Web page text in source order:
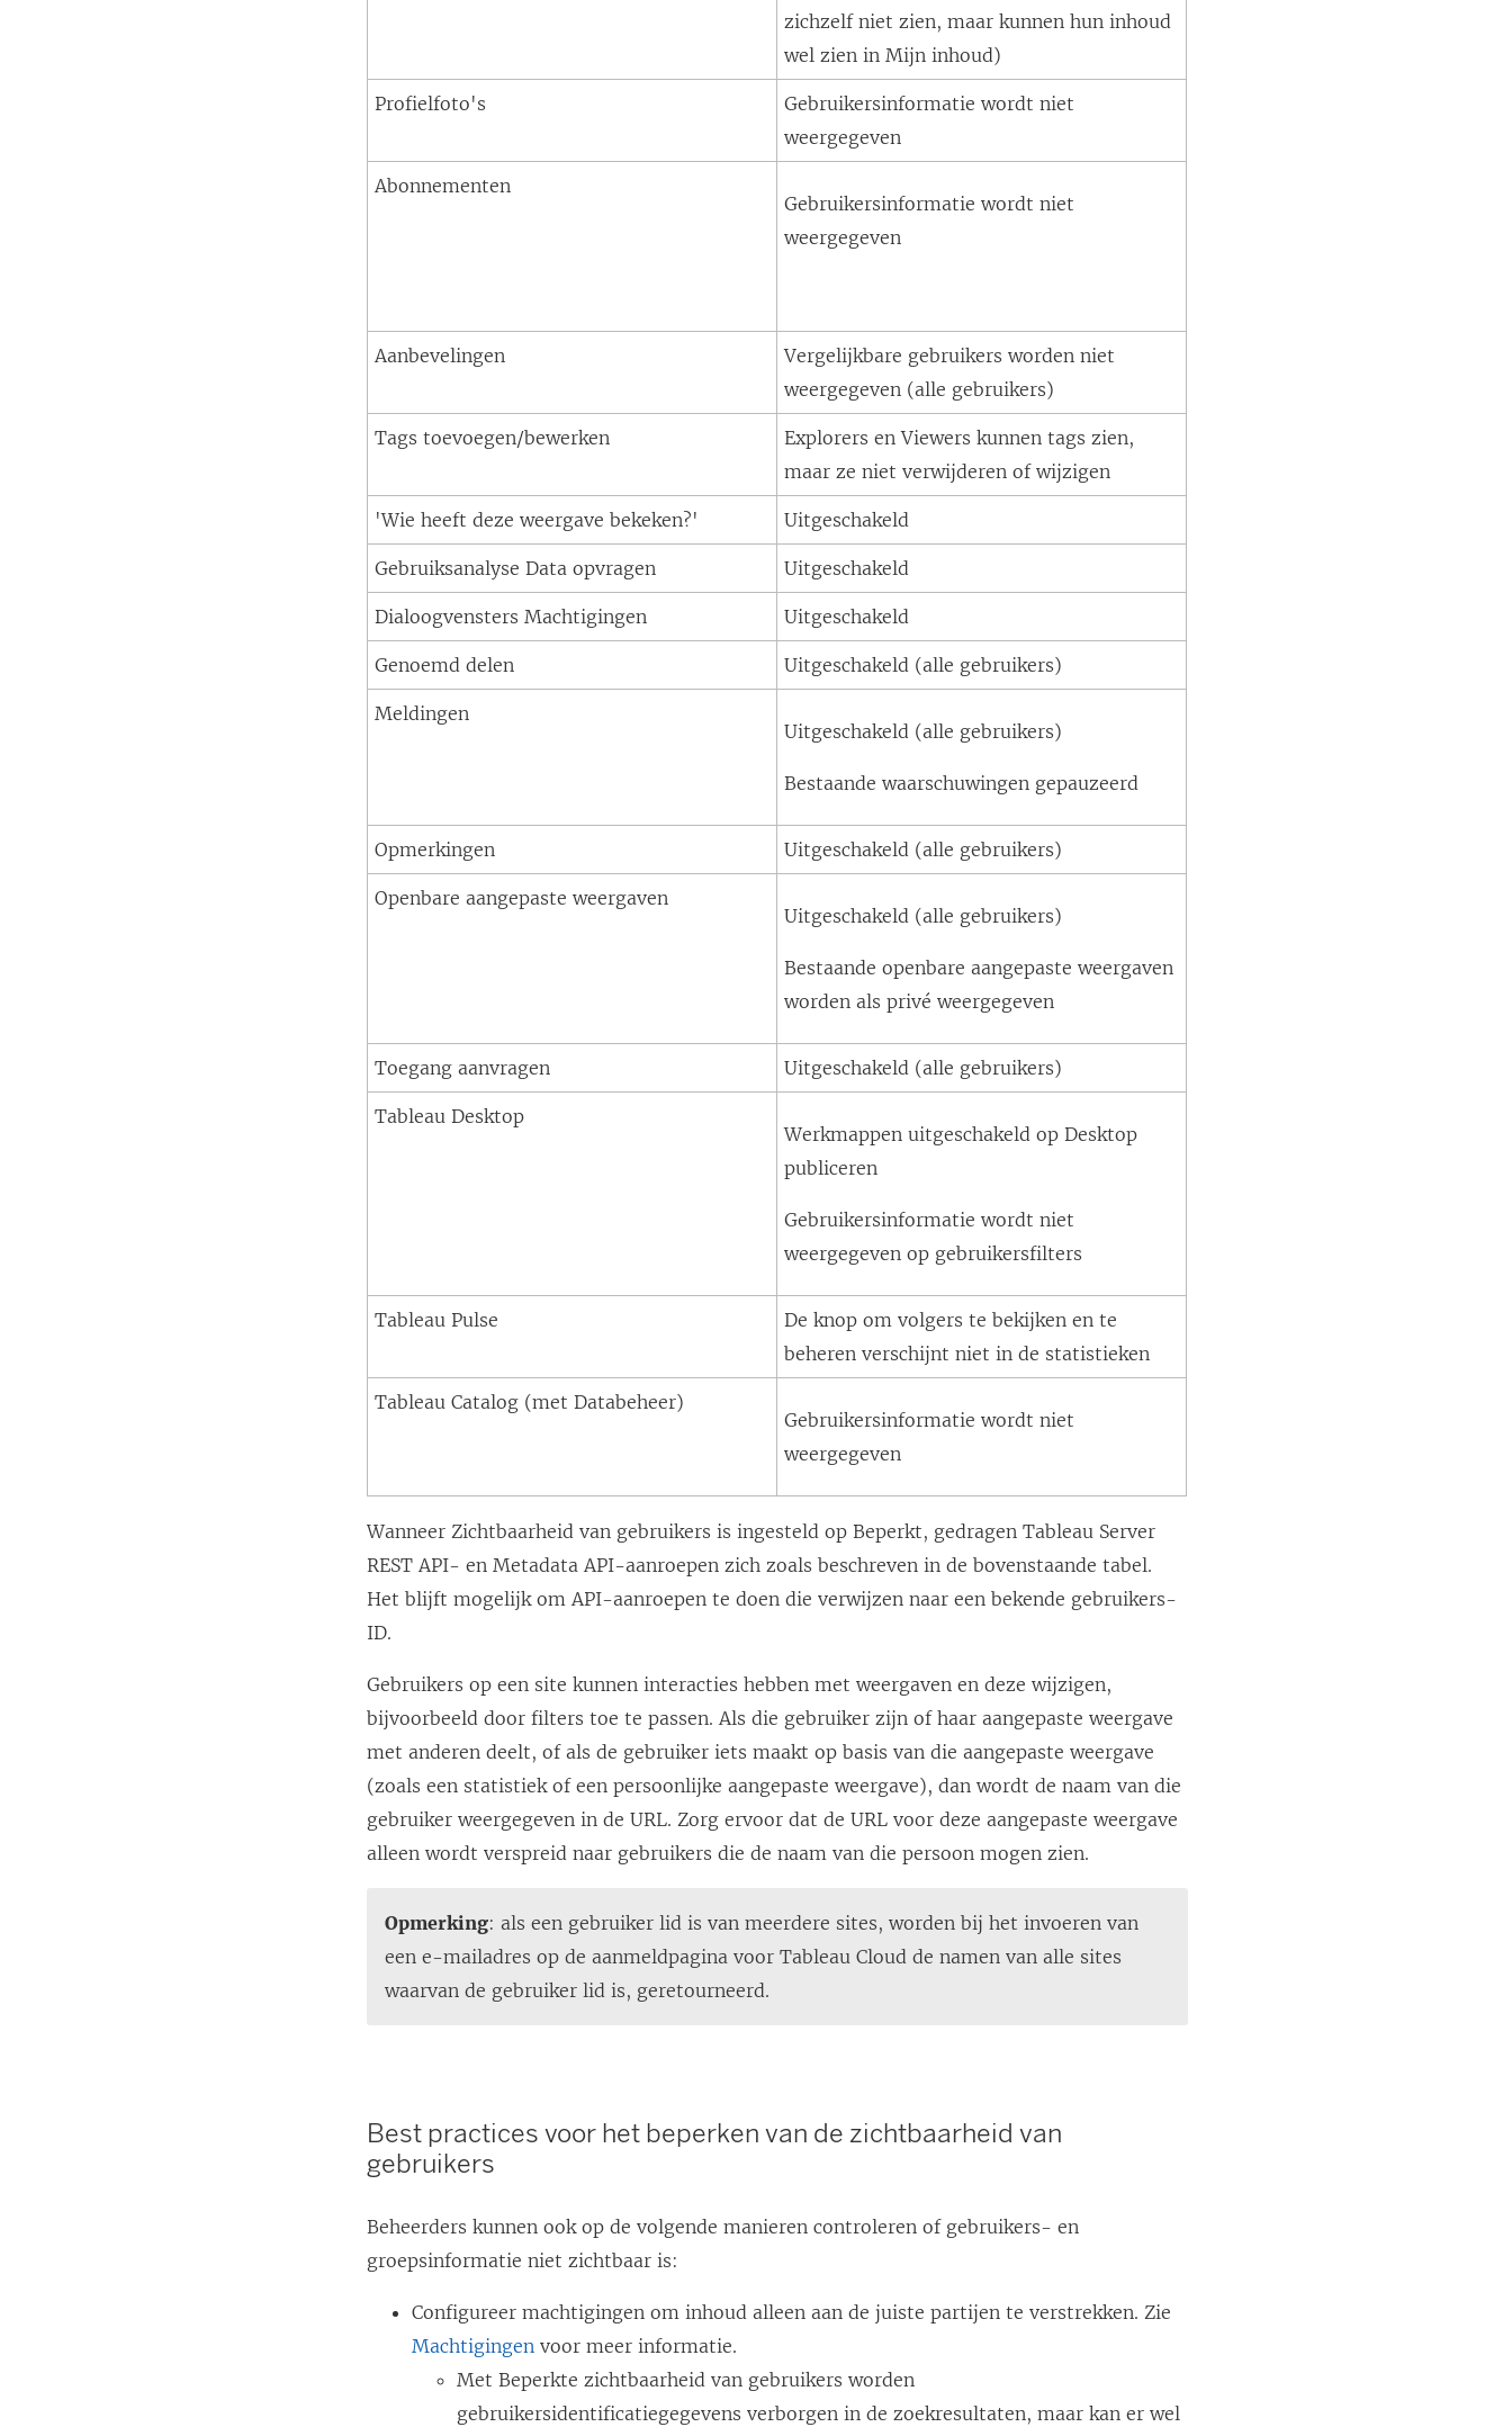
zichzelf niet zien, maar kunnen hun inhoud
wel zien in Mijn inhoud)
Profielfoto's
Gebruikersinformatie wordt niet
weergegeven
Abonnementen
Gebruikersinformatie wordt niet
weergegeven
Aanbevelingen
Vergelijkbare gebruikers worden niet
weergegeven (alle gebruikers)
Tags toevoegen/bewerken
Explorers en Viewers kunnen tags zien,
maar ze niet verwijderen of wijzigen
'Wie heeft deze weergave bekeken?' Uitgeschakeld
Gebruiksanalyse Data opvragen Uitgeschakeld
Dialoogvensters Machtigingen Uitgeschakeld
Genoemd delen Uitgeschakeld (alle gebruikers)
Meldingen
Uitgeschakeld (alle gebruikers)
Bestaande waarschuwingen gepauzeerd
Opmerkingen Uitgeschakeld (alle gebruikers)
Openbare aangepaste weergaven
Uitgeschakeld (alle gebruikers)
Bestaande openbare aangepaste weergaven
worden als privé weergegeven
Toegang aanvragen Uitgeschakeld (alle gebruikers)
Tableau Desktop
Werkmappen uitgeschakeld op Desktop
publiceren
Gebruikersinformatie wordt niet
weergegeven op gebruikersfilters
Tableau Pulse
De knop om volgers te bekijken en te
beheren verschijnt niet in de statistieken
Tableau Catalog (metDatabeheer)
Gebruikersinformatie wordt niet
weergegeven
Wanneer Zichtbaarheid van gebruikers is ingesteld op Beperkt, gedragen Tableau Server
REST API- en Metadata API-aanroepen zich zoals beschreven in de bovenstaande tabel.
Het blijft mogelijk om API-aanroepen te doen die verwijzen naar een bekende gebruikers-
ID.
Gebruikers op een site kunnen interacties hebben met weergaven en deze wijzigen,
bijvoorbeeld door filters toe te passen. Als die gebruiker zijn of haar aangepaste weergave
met anderen deelt, of als de gebruiker iets maakt op basis van die aangepaste weergave
(zoals een statistiek of een persoonlijke aangepaste weergave), dan wordt de naam van die
gebruiker weergegeven in de URL. Zorg ervoor dat de URL voor deze aangepaste weergave
alleen wordt verspreid naar gebruikers die de naam van die persoon mogen zien.
Opmerking: als een gebruiker lid is van meerdere sites, worden bij het invoeren van
een e-mailadres op de aanmeldpagina voor Tableau Cloud de namen van alle sites
waarvan de gebruiker lid is, geretourneerd.
Best practices voor het beperken van de zichtbaarheid van
gebruikers
Beheerders kunnen ook op de volgende manieren controleren of gebruikers- en
groepsinformatie niet zichtbaar is:
Configureer machtigingen om inhoud alleen aan de juiste partijen te verstrekken. Zie
Machtigingen voor meer informatie.
Met Beperkte zichtbaarheid van gebruikers worden
gebruikersidentificatiegegevens verborgen in de zoekresultaten, maar kan er wel